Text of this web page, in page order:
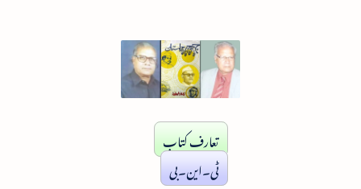
تعارف کتاب
ٹی۔این۔بی